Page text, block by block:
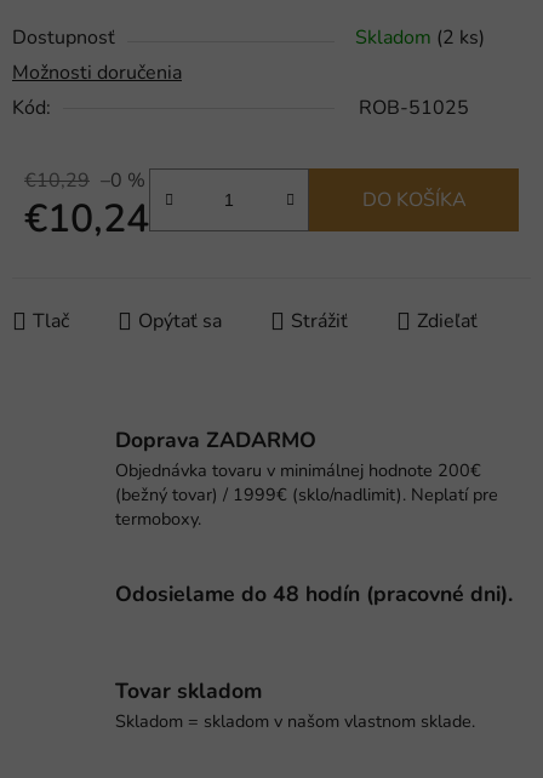
Dostupnosť Skladom (2 ks)
Možnosti doručenia
Kód:
ROB-51025
€10,29 –0 %
€10,24 DO KOŠÍKA
Tlač Opýtať sa Strážiť Zdieľať
Doprava ZADARMO
Objednávka tovaru v minimálnej hodnote 200€
(bežný tovar) / 1999€ (sklo/nadlimit). Neplatí pre
termoboxy.
Odosielame do 48 hodín (pracovné dni).
Tovar skladom
Skladom = skladom v našom vlastnom sklade.